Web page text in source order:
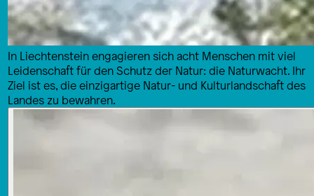
In Liechtenstein engagieren sich acht Menschen mit viel
Leidenschaft für den Schutz der Natur: die Naturwacht. Ihr
Ziel ist es, die einzigartige Natur- und Kulturlandschaft des
Landes zu bewahren.